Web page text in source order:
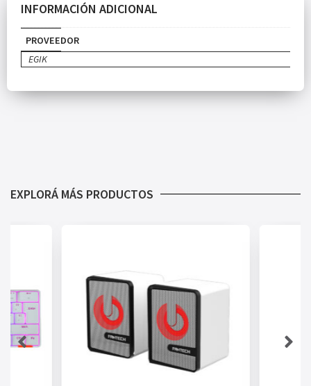
INFORMACIÓN ADICIONAL
PROVEEDOR
EGIK
EXPLORÁ MÁS PRODUCTOS